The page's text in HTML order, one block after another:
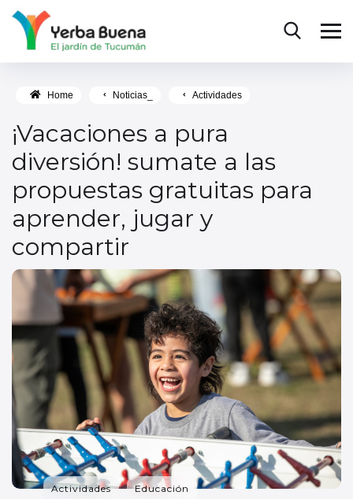
Home Noticias_ Actividades
¡Vacaciones a pura
diversión! sumate a las
propuestas gratuitas para
aprender, jugar y
compartir
Actividades Educación